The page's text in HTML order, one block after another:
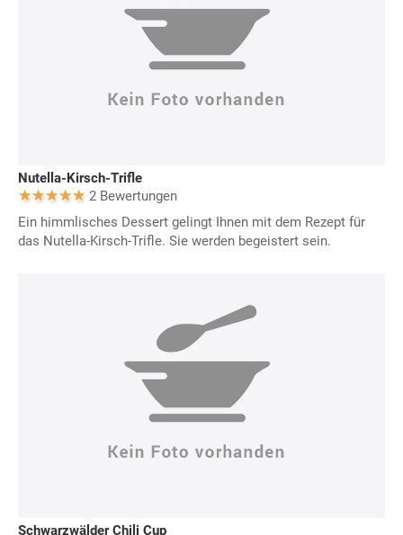
Nutella-Kirsch-Trifle
2 Bewertungen
Ein himmlisches Dessert gelingt Ihnen mit dem Rezept für
das Nutella-Kirsch-Trifle. Sie werden begeistert sein.
Schwarzwälder Chili Cup